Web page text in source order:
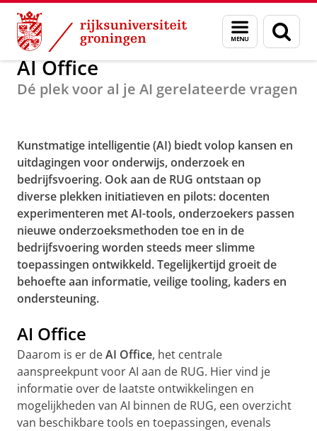
Skip
Content
Skip
Navigation
Menu
en
zoeken
Centrum voor Informatie Technologie AI Office
AI Office
Dé plek voor al je AI gerelateerde vragen
AI Office
Kunstmatige intelligentie (AI) biedt volop kansen en
uitdagingen voor onderwijs, onderzoek en
bedrijfsvoering. Ook aan de RUG ontstaan op
diverse plekken initiatieven en pilots: docenten
experimenteren met AI-tools, onderzoekers passen
nieuwe onderzoeksmethoden toe en in de
bedrijfsvoering worden steeds meer slimme
toepassingen ontwikkeld. Tegelijkertijd groeit de
behoefte aan informatie, veilige tooling, kaders en
ondersteuning.
AI Office
Daarom is er deAI Office, het centrale
aanspreekpunt voor AI aan de RUG. Hier vind je
informatie over de laatste ontwikkelingen en
mogelijkheden van AI binnen de RUG, een overzicht
van beschikbare tools en toepassingen, evenals